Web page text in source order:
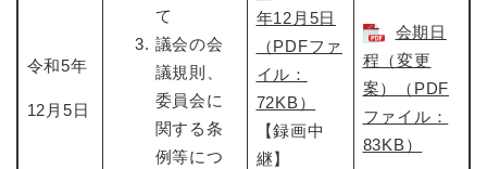
令和5年
12月5日
て
議会の会
議規則、
委員会に
関する条
例等につ
年12月5日​
（PDFファ
イル：
72KB）
【録画中
継】
会期日
程（変更
案）（PDF
ファイル：
83KB）